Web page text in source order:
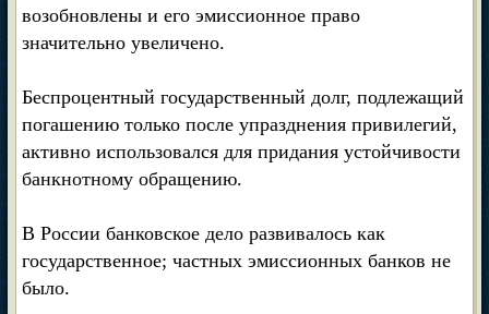
возобновлены и его эмиссионное право
значительно увеличено.
Беспроцентный государственный долг, подлежащий
погашению только после упразднения привилегий,
активно использовался для придания устойчивости
банкнотному обращению.
В России банковское дело развивалось как
государственное; частных эмиссионных банков не
было.